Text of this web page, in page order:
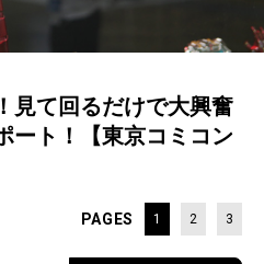
見て回るだけで大興奮
ート！【東京コミコン
PAGES 1 2 3